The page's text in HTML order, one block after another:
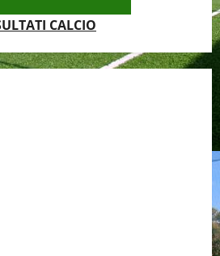
CALCIO